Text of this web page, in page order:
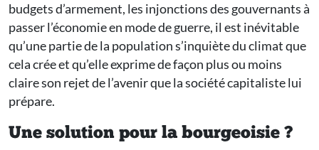
budgets d’armement, les injonctions des gouvernants à
passer l’économie en mode de guerre, il est inévitable
qu’une partie de la population s’inquiète du climat que
cela crée et qu’elle exprime de façon plus ou moins
claire son rejet de l’avenir que la société capitaliste lui
prépare.
Une solution pour la bourgeoisie ?